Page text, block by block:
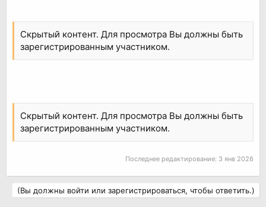
Скрытый контент. Для просмотра Вы должны быть
зарегистрированным участником.
Скрытый контент. Для просмотра Вы должны быть
зарегистрированным участником.
Последнее редактирование: 3 янв 2026
(Вы должны войти или зарегистрироваться, чтобы ответить.)